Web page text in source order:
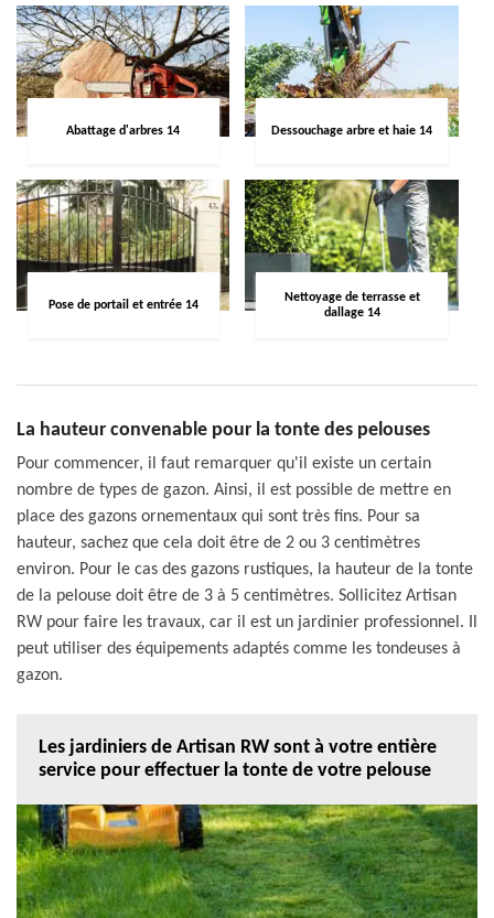
Abattage d'arbres 14 Dessouchage arbre et haie 14
Pose de portail et entrée 14
Nettoyage de terrasse et
dallage 14
La hauteur convenable pour la tonte des pelouses
Pour commencer, il faut remarquer qu'il existe un certain
nombre de types de gazon. Ainsi, il est possible de mettre en
place des gazons ornementaux qui sont très fins. Pour sa
hauteur, sachez que cela doit être de 2 ou 3 centimètres
environ. Pour le cas des gazons rustiques, la hauteur de la tonte
de la pelouse doit être de 3 à 5 centimètres. Sollicitez Artisan
RW pour faire les travaux, car il est un jardinier professionnel. Il
peut utiliser des équipements adaptés comme les tondeuses à
gazon.
Les jardiniers de Artisan RW sont à votre entière
service pour effectuer la tonte de votre pelouse